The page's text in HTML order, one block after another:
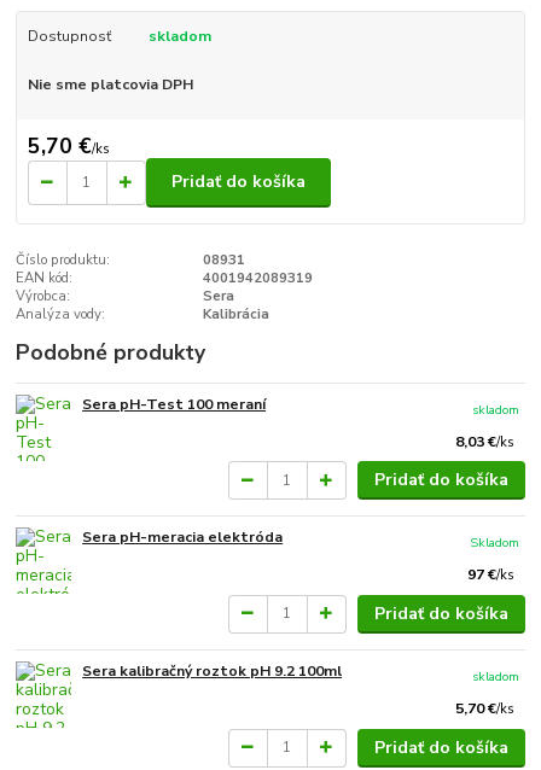
Dostupnosť skladom
Nie sme platcovia DPH
5,70 €/ks
Pridať do košíka
Číslo produktu:
08931
EAN kód:
4001942089319
Výrobca:
Sera
Analýza vody:
Kalibrácia
Podobné produkty
Sera pH-Test 100 meraní
8,03 €/ks
skladom
Pridať do košíka
Sera pH-meracia elektróda
97 €/ks
Skladom
Pridať do košíka
Sera kalibračný roztok pH 9.2 100ml
5,70 €/ks
skladom
Pridať do košíka